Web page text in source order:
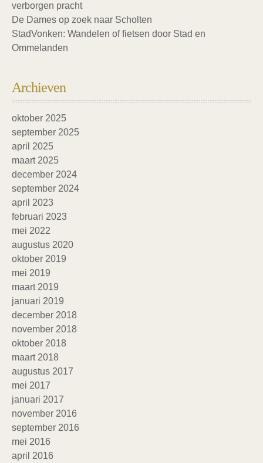
verborgen pracht
De Dames op zoek naar Scholten
StadVonken: Wandelen of fietsen door Stad en
Ommelanden
Archieven
oktober 2025
september 2025
april 2025
maart 2025
december 2024
september 2024
april 2023
februari 2023
mei 2022
augustus 2020
oktober 2019
mei 2019
maart 2019
januari 2019
december 2018
november 2018
oktober 2018
maart 2018
augustus 2017
mei 2017
januari 2017
november 2016
september 2016
mei 2016
april 2016